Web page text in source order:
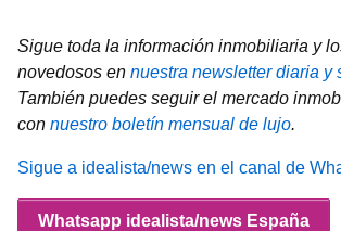
Sigue toda la información inmobiliaria y
novedosos en nuestra newsletter diaria y
También puedes seguir el mercado
con nuestro boletín mensual de lujo.
Sigue a idealista/news en el canal de
Whatsapp idealista/news España